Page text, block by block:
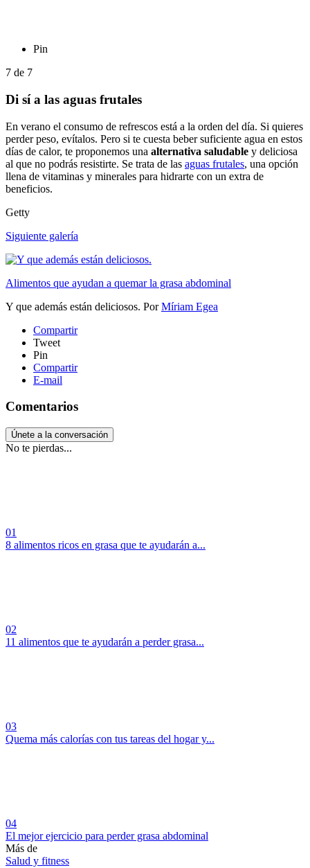
Pin
7 de 7
Di sí a las aguas frutales
En verano el consumo de refrescos está a la orden del día. Si quieres
perder peso, evítalos. Pero si te cuesta beber suficiente agua en estos
días de calor, te proponemos una alternativa saludable y deliciosa
al que no podrás resistirte. Se trata de las aguas frutales, una opción
llena de vitaminas y minerales para hidrarte con un extra de
beneficios.
Getty
Siguiente galería
Alimentos que ayudan a quemar la grasa abdominal
Y que además están deliciosos. PorMíriam Egea
Compartir
Tweet
Pin
Compartir
E-mail
Comentarios
Únete a la conversación
No te pierdas...
01
8 alimentos ricos en grasa que te ayudarán a...
02
11 alimentos que te ayudarán a perder grasa...
03
Quema más calorías con tus tareas del hogar y...
04
El mejor ejercicio para perder grasa abdominal
Más de
Salud y fitness